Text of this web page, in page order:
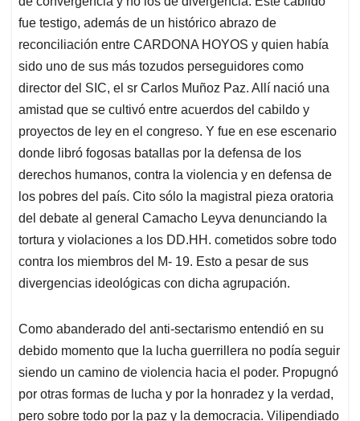
fue testigo, además de un histórico abrazo de
reconciliación entre CARDONA HOYOS y quien había
sido uno de sus más tozudos perseguidores como
director del SIC, el sr Carlos Muñoz Paz. Allí nació una
amistad que se cultivó entre acuerdos del cabildo y
proyectos de ley en el congreso. Y fue en ese escenario
donde libró fogosas batallas por la defensa de los
derechos humanos, contra la violencia y en defensa de
los pobres del país. Cito sólo la magistral pieza oratoria
del debate al general Camacho Leyva denunciando la
tortura y violaciones a los DD.HH. cometidos sobre todo
contra los miembros del M- 19. Esto a pesar de sus
divergencias ideológicas con dicha agrupación.
Como abanderado del anti-sectarismo entendió en su
debido momento que la lucha guerrillera no podía seguir
siendo un camino de violencia hacia el poder. Propugnó
por otras formas de lucha y por la honradez y la verdad,
pero sobre todo por la paz y la democracia. Vilipendiado